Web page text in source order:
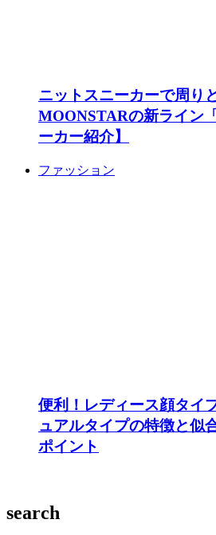
ニットスニーカーで周り
MOONSTARの新ライン
ーカー紹介】
ファッション
便利！レディース顔タイ
ュアルタイプの特徴と似
ポイント
search